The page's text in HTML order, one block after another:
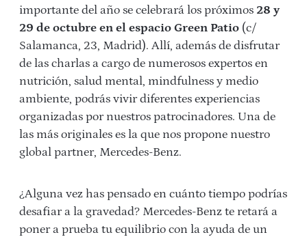
importante del año se celebrará los próximos 28 y
29 de octubre en el espacio Green Patio (c/
Salamanca, 23, Madrid). Allí, además de disfrutar
de las charlas a cargo de numerosos expertos en
nutrición, salud mental, mindfulness y medio
ambiente, podrás vivir diferentes experiencias
organizadas por nuestros patrocinadores. Una de
las más originales es la que nos propone nuestro
global partner, Mercedes-Benz.
¿Alguna vez has pensado en cuánto tiempo podrías
desafiar a la gravedad? Mercedes-Benz te retará a
poner a prueba tu equilibrio con la ayuda de un